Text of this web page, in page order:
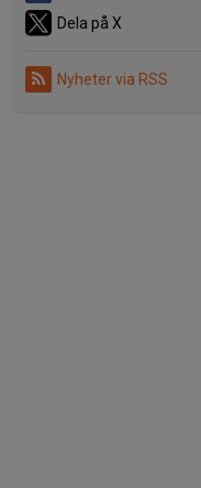
Dela på X
Nyheter via RSS